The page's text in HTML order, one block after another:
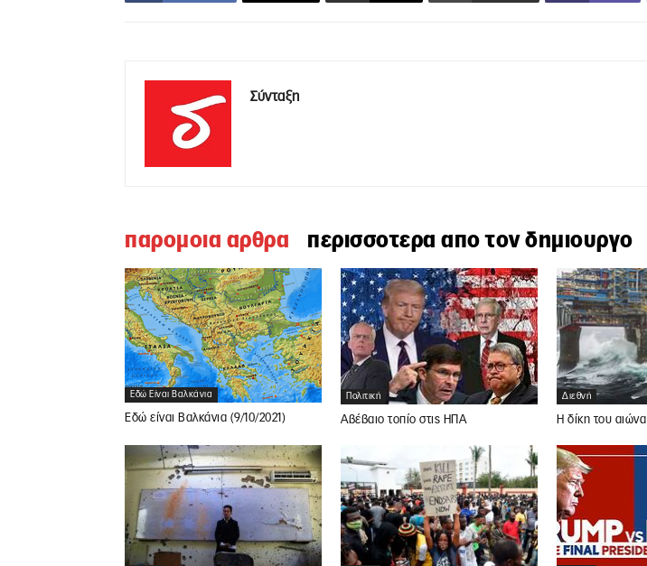
Σύνταξη
παρομοια αρθρα περισσοτερα απο τον δημιουργο
Εδώ Είναι Βαλκάνια
Εδώ είναι Βαλκάνια (9/10/2021)
Πολιτική
Αβέβαιο τοπίο στις ΗΠΑ
Διεθνή
Η δίκη του αιώνα